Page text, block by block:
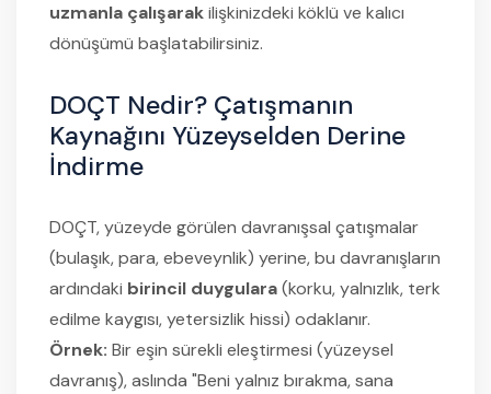
uzmanla çalışarakilişkinizdeki köklü ve kalıcı
dönüşümü başlatabilirsiniz.
DOÇT Nedir? Çatışmanın
Kaynağını Yüzeyselden Derine
İndirme
DOÇT, yüzeyde görülen davranışsal çatışmalar
(bulaşık, para, ebeveynlik) yerine, bu davranışların
ardındaki birincil duygulara(korku, yalnızlık, terk
edilme kaygısı, yetersizlik hissi) odaklanır.
Örnek: Bir eşin sürekli eleştirmesi (yüzeysel
davranış), aslında "Beni yalnız bırakma, sana